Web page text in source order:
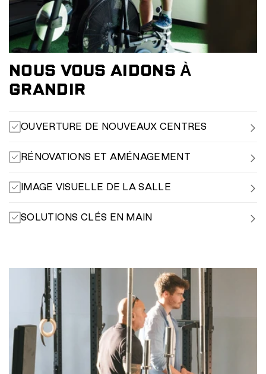
NOUS VOUS AIDONS À
GRANDIR
OUVERTURE DE NOUVEAUX CENTRES
RÉNOVATIONS ET AMÉNAGEMENT
IMAGE VISUELLE DE LA SALLE
SOLUTIONS CLÉS EN MAIN